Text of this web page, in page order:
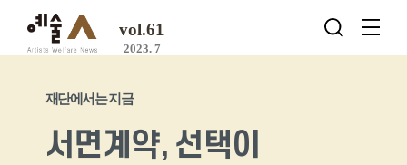
vol.61
2023. 7
재단에서는 지금
서면계약, 선택이